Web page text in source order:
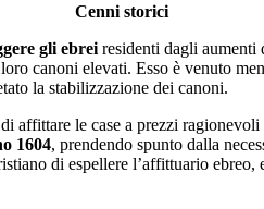
Cenni storici
gli ebrei residenti dagli aumenti
canoni elevati. Esso è venuto
la stabilizzazione dei canoni.
affittare le case a prezzi
1604, prendendo spunto dalla
di espellere l’affittuario